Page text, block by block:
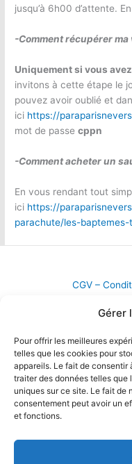
Gérer
Pour offrir les meilleures
telles que les cookies pour
appareils. Le fait de consentir
traiter des données telles que
uniques sur ce site. Le fait de
consentement peut avoir un
et fonctions.
jusqu’à 6h00 d’attente.
-Comment récupérer ma
Uniquement si vous
invitons à cette étape le
pouvez avoir oublié et
ici https://
mot de passecppn
-Comment acheter un
En vous rendant tout
ici https://
parachute/les-
CGV –